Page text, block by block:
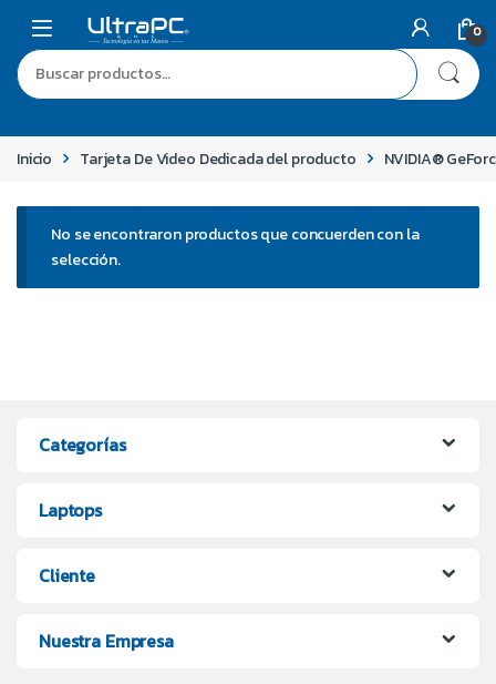
0
Inicio Tarjeta De Video Dedicada del producto NVIDIA®
No se encontraron productos que concuerden con la
selección.
Categorías
Laptops
Cliente
Nuestra Empresa